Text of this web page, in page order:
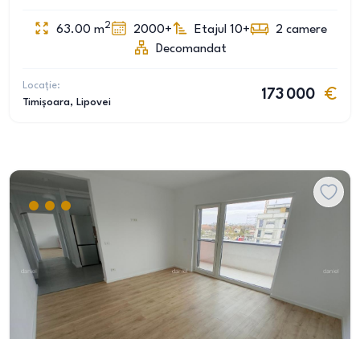
63.00 m2 2000+ Etajul 10+ 2 camere
Decomandat
Locație:
Timișoara, Lipovei
173 000